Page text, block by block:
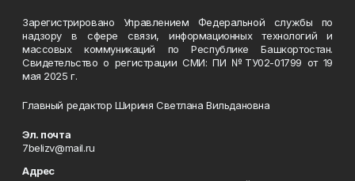
Зарегистрировано Управлением Федеральной службы по
надзору в сфере связи, информационных технологий и
массовых коммуникаций по Республике Башкортостан.
Свидетельство о регистрации СМИ: ПИ №ТУ02-01799 от 19
мая 2025 г.
Главный редактор Шириня Светлана Вильдановна
Эл. почта
7belizv@mail.ru
Адрес